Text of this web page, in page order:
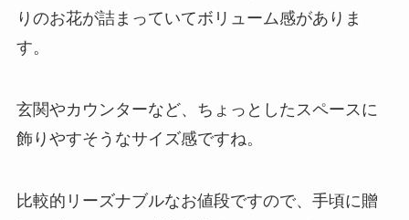
りのお花が詰まっていてボリューム感がありま
す。
玄関やカウンターなど、ちょっとしたスペースに
飾りやすそうなサイズ感ですね。
比較的リーズナブルなお値段ですので、手頃に贈